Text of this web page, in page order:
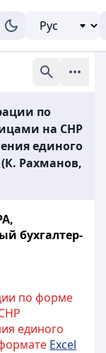
по
на СНР
единого
(К. Рахманов,
бухгалтер-
по форме
единого
Excel